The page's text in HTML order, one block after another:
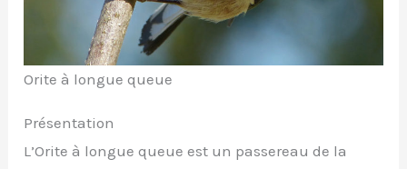
Orite à longue queue
Présentation
L’Orite à longue queue est un passereau de la